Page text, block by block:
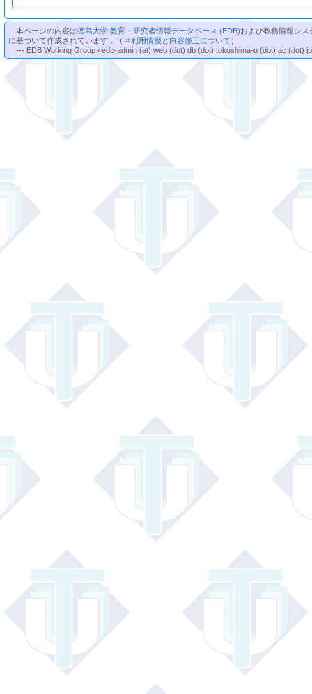
本ページの内容は徳島大学 教育・研究者情報データベース (EDB)および教務情報シ
に基づいて作成されています．（⇒利用情報と内容修正について ）
--- EDB Working Group <edb-admin (at) web (dot) db (dot) tokushima-u (dot) ac (dot)